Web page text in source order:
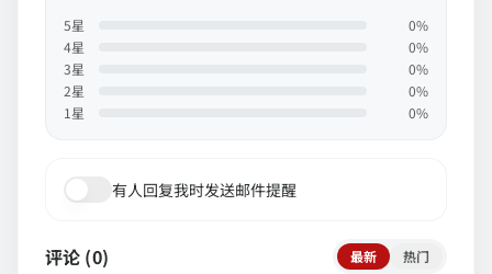
5星 0%
4星 0%
3星 0%
2星 0%
1 星 0%
有人回复我时发送邮件提醒
评论 (0) 最新 热门